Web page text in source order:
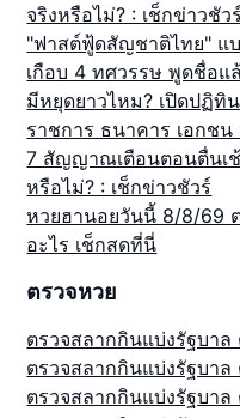
จริงหรือไม่? : เช็กข่าวชัวร์
"ฟาสต์ฟู้ดสัญชาติไทย" แ
เกือบ 4 ทศวรรษ พูดชื่อแ
มีหยุดยาวไหม? เปิดปฏิทิ
ราชการ ธนาคาร เอกช
7 สัญญาณเตือนตอนตื่นเช้
หรือไม่? : เช็กข่าวชัวร์
หวยฮานอยวันนี้ 8/8/69
อะไร เช็กสดที่นี่
ตรวจหวย
ตรวจสลากกินแบ่งรัฐบา
ตรวจสลากกินแบ่งรัฐบา
ตรวจสลากกินแบ่งรัฐบา